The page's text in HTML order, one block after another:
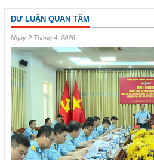
DƯ LUẬN QUAN TÂM
Ngày 2 Tháng 4, 2026